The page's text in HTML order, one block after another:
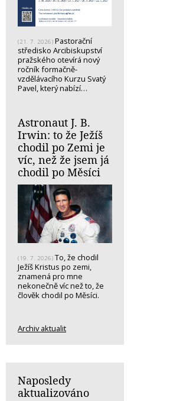
(21. 7. 2026) Pastorační
středisko Arcibiskupství
pražského otevírá nový
ročník formačně-
vzdělávacího Kurzu Svatý
Pavel, který nabízí…
Astronaut J. B.
Irwin: to že Ježíš
chodil po Zemi je
víc, než že jsem já
chodil po Měsíci
(19. 7. 2026) To, že chodil
Ježíš Kristus po zemi,
znamená pro mne
nekonečně víc než to, že
člověk chodil po Měsíci.
Archiv aktualit
Naposledy
aktualizováno